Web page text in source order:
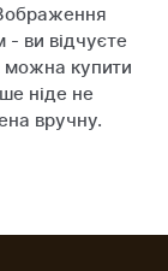
- ви відчуєте
можна купити
ніде не
вручну.